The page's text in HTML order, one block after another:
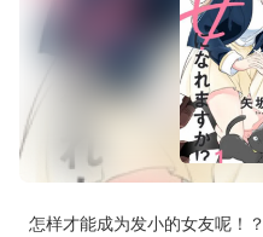
怎样才能成为发小的女友呢！？